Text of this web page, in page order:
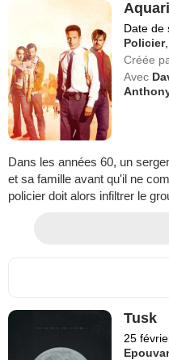
Date de
Policier
Créée
Avec
Dans les années 60, un
et sa famille avant qu'il ne
policier doit alors infiltrer le
Tusk
25